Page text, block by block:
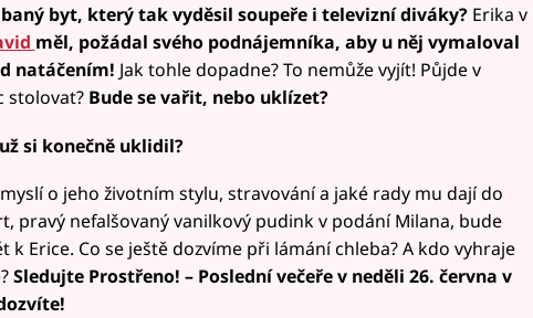
byt, který tak vyděsil soupeře i televizní diváky?Erika v
měl, požádal svého podnájemníka, aby u něj vymaloval
natáčením! Jak tohle dopadne? To nemůže vyjít! Půjde v
stolovat? Bude se vařit, nebo uklízet?
si konečně uklidil?
o jeho životním stylu, stravování a jaké rady mu dají do
pravý nefalšovaný vanilkový pudink v podání Milana, bude
k Erice. Co se ještě dozvíme při lámání chleba? A kdo vyhraje
Sledujte Prostřeno! – Poslední večeře v neděli 26. června v